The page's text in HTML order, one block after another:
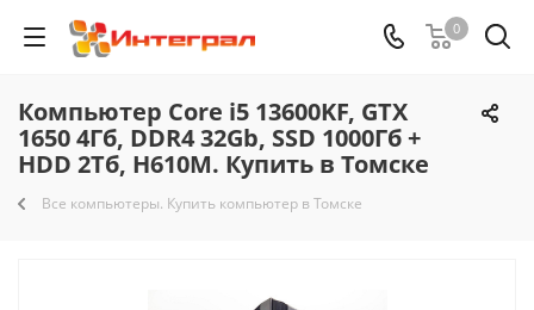
0
Компьютер Core i5 13600KF, GTX
1650 4Гб, DDR4 32Gb, SSD 1000Гб +
HDD 2Тб, H610M. Купить в Томске
Все компьютеры. Купить компьютер в Томске